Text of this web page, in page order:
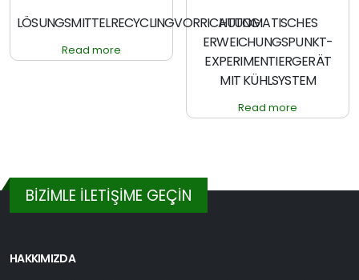
LÖSUNGSMITTELRECYCLINGVORRICHTUNG
Read more
AUTOMATISCHES
ERWEICHUNGSPUNKT-
EXPERIMENTIERGERÄT
MIT KÜHLSYSTEM
Read more
BİZİMLE İLETİŞİME GEÇİN
HAKKIMIZDA